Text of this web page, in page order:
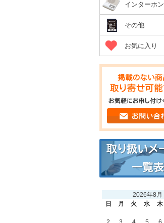
インターホン
その他
お気に入り
2026年8月
日
月 火 水 木